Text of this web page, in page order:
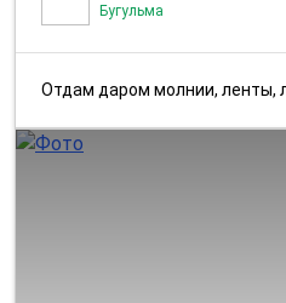
Бугульма
Отдам даром молнии, ленты, лента-